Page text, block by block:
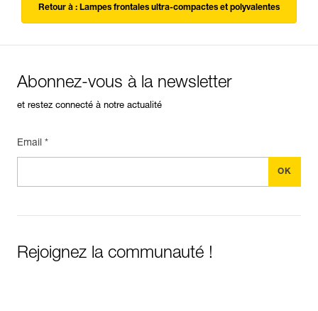
Retour à : Lampes frontales ultra-compactes et polyvalentes
Abonnez-vous à la newsletter
et restez connecté à notre actualité
Email *
Rejoignez la communauté !